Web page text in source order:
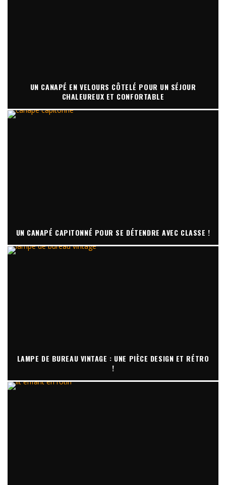
UN CANAPÉ EN VELOURS CÔTELÉ POUR UN SÉJOUR
CHALEUREUX ET CONFORTABLE
UN CANAPÉ CAPITONNÉ POUR SE DÉTENDRE AVEC CLASSE !
LAMPE DE BUREAU VINTAGE : UNE PIÈCE DESIGN ET RÉTRO
!